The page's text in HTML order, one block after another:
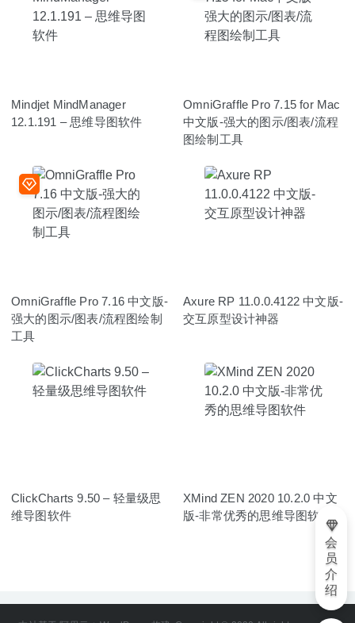
Mindjet MindManager
12.1.191 – 思维导图软件
OmniGraffle Pro 7.15 for Mac
中文版-强大的图示/图表/流程
图绘制工具
OmniGraffle Pro 7.16 中文版-
强大的图示/图表/流程图绘制
工具
Axure RP 11.0.0.4122 中文版-
交互原型设计神器
ClickCharts 9.50 – 轻量级思
维导图软件
XMind ZEN 2020 10.2.0 中文
版-非常优秀的思维导图软件
会
员
介
绍